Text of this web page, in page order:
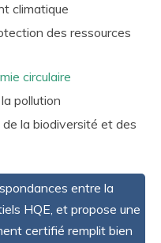
climatique
des ressources
circulaire
pollution
la biodiversité et des
entre la
HQE, et propose une
certifié remplit bien